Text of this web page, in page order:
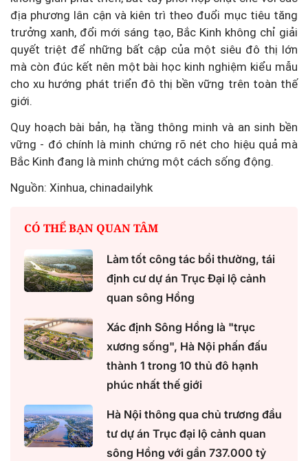
địa phương lân cận và kiên trì theo đuổi mục tiêu tăng
trưởng xanh, đổi mới sáng tạo, Bắc Kinh không chỉ giải
quyết triệt để những bất cập của một siêu đô thị lớn
mà còn đúc kết nên một bài học kinh nghiệm kiểu mẫu
cho xu hướng phát triển đô thị bền vững trên toàn thế
giới.
Quy hoạch bài bản, hạ tầng thông minh và an sinh bền
vững - đó chính là minh chứng rõ nét cho hiệu quả mà
Bắc Kinh đang là minh chứng một cách sống động.
Nguồn: Xinhua, chinadailyhk
CÓ THỂ BẠN QUAN TÂM
Làm tốt công tác bồi thường, tái
định cư dự án Trục Đại lộ cảnh
quan sông Hồng
Xác định Sông Hồng là "trục
xương sống", Hà Nội phấn đấu
thành 1 trong 10 thủ đô hạnh
phúc nhất thế giới
Hà Nội thông qua chủ trương đầu
tư dự án Trục đại lộ cảnh quan
sông Hồng với gần 737.000 tỷ